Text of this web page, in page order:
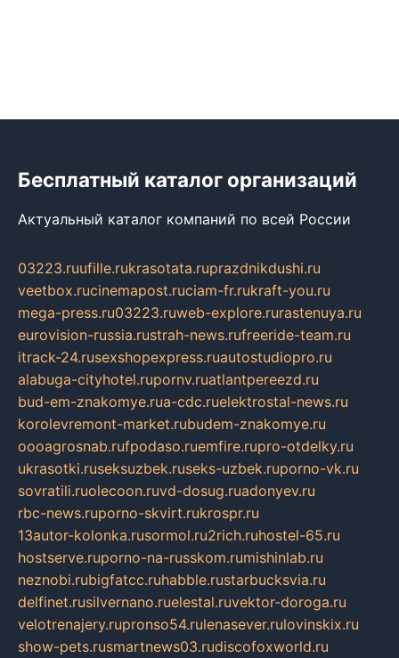
Бесплатный каталог организаций
Актуальный каталог компаний по всей России
03223.ruufille.rukrasotata.ruprazdnikdushi.ru
veetbox.rucinemapost.ruciam-fr.rukraft-you.ru
mega-press.ru03223.ruweb-explore.rurastenuya.ru
eurovision-russia.rustrah-news.rufreeride-team.ru
itrack-24.rusexshopexpress.ruautostudiopro.ru
alabuga-cityhotel.rupornv.ruatlantpereezd.ru
bud-em-znakomye.rua-cdc.ruelektrostal-news.ru
korolevremont-market.rubudem-znakomye.ru
oooagrosnab.rufpodaso.ruemfire.rupro-otdelky.ru
ukrasotki.ruseksuzbek.ruseks-uzbek.ruporno-vk.ru
sovratili.ruolecoon.ruvd-dosug.ruadonyev.ru
rbc-news.ruporno-skvirt.rukrospr.ru
13autor-kolonka.rusormol.ru2rich.ruhostel-65.ru
hostserve.ruporno-na-russkom.rumishinlab.ru
neznobi.rubigfatcc.ruhabble.rustarbucksvia.ru
delfinet.rusilvernano.ruelestal.ruvektor-doroga.ru
velotrenajery.rupronso54.rulenasever.rulovinskix.ru
show-pets.rusmartnews03.rudiscofoxworld.ru